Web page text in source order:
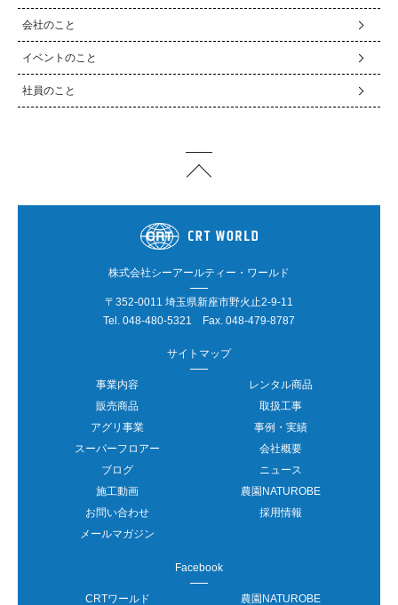
会社のこと
イベントのこと
社員のこと
株式会社シーアールティー・ワールド
〒352-0011 埼玉県新座市野火止2-9-11
Tel. 048-480-5321 Fax. 048-479-8787
サイトマップ
事業内容
レンタル商品
販売商品
取扱工事
アグリ事業
事例・実績
スーパーフロアー
会社概要
ブログ
ニュース
施工動画
農園NATUROBE
お問い合わせ
採用情報
メールマガジン
Facebook
CRTワールド 農園NATUROBE